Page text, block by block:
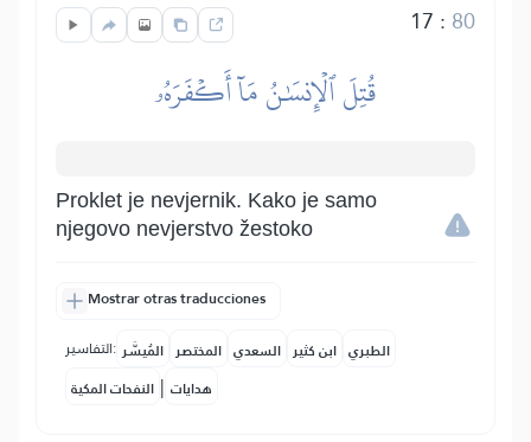
17 : 80
قُتِلَ ٱلۡإِنسَٰنُ مَآ أَكۡفَرَهُۥ
Proklet je nevjernik. Kako je samo
njegovo nevjerstvo žestoko
Mostrar otras traducciones
التفاسير: المُيسَّر المختصر السعدي ابن كثير الطبري
النفحات المكية | هدايات